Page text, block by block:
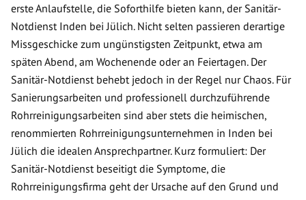
erste Anlaufstelle, die Soforthilfe bieten kann, der Sanitär-
Notdienst Inden bei Jülich. Nicht selten passieren derartige
Missgeschicke zum ungünstigsten Zeitpunkt, etwa am
späten Abend, am Wochenende oder an Feiertagen. Der
Sanitär-Notdienst behebt jedoch in der Regel nur Chaos. Für
Sanierungsarbeiten und professionell durchzuführende
Rohrreinigungsarbeiten sind aber stets die heimischen,
renommierten Rohrreinigungsunternehmen in Inden bei
Jülich die idealen Ansprechpartner. Kurz formuliert: Der
Sanitär-Notdienst beseitigt die Symptome, die
Rohrreinigungsfirma geht der Ursache auf den Grund und